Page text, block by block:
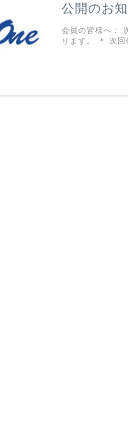
公開のお
会員の皆様へ：
ります。 ＊ 次